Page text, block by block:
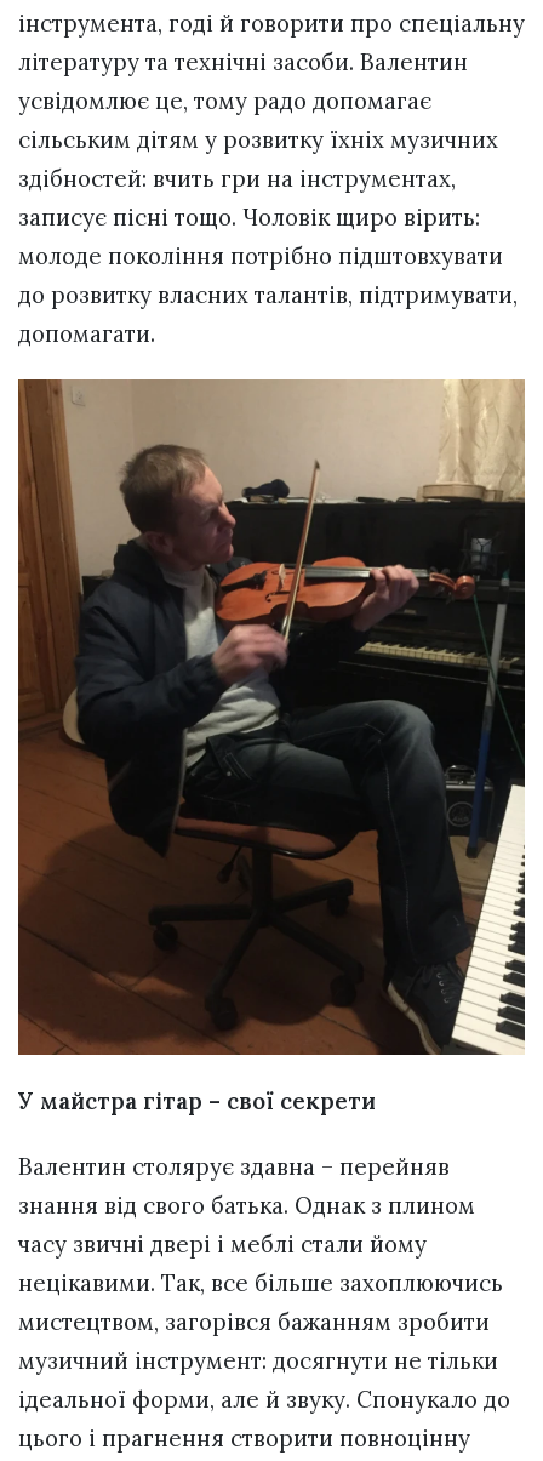
інструмента, годі й говорити про спеціальну
літературу та технічні засоби. Валентин
усвідомлює це, тому радо допомагає
сільським дітям у розвитку їхніх музичних
здібностей: вчить гри на інструментах,
записує пісні тощо. Чоловік щиро вірить:
молоде покоління потрібно підштовхувати
до розвитку власних талантів, підтримувати,
допомагати.
У майстра гітар – свої секрети
Валентин столярує здавна – перейняв
знання від свого батька. Однак з плином
часу звичні двері і меблі стали йому
нецікавими. Так, все більше захоплюючись
мистецтвом, загорівся бажанням зробити
музичний інструмент: досягнути не тільки
ідеальної форми, але й звуку. Спонукало до
цього і прагнення створити повноцінну